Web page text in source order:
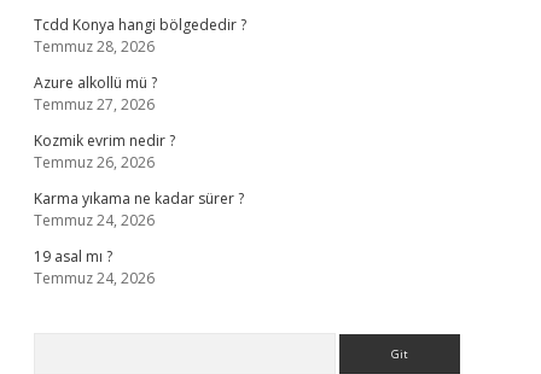
Tcdd Konya hangi bölgededir ?
Temmuz 28, 2026
Azure alkollü mü ?
Temmuz 27, 2026
Kozmik evrim nedir ?
Temmuz 26, 2026
Karma yıkama ne kadar sürer ?
Temmuz 24, 2026
19 asal mı ?
Temmuz 24, 2026